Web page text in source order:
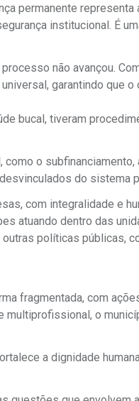
permanente representa
institucional. É
não avançou.
garantindo que o
bucal, tiveram
o
do sistema
com integralidade e
atuando dentro das
políticas públicas,
fragmentada, com
multiprofissional, o
a dignidade